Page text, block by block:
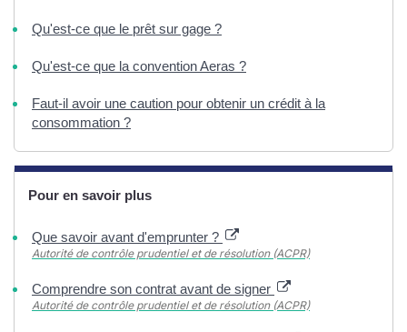
Qu'est-ce que le prêt sur gage ?
Qu'est-ce que la convention Aeras ?
Faut-il avoir une caution pour obtenir un crédit à la
consommation ?
Pour en savoir plus
Que savoir avant d'emprunter ?
Autorité de contrôle prudentiel et de résolution (ACPR)
Comprendre son contrat avant de signer
Autorité de contrôle prudentiel et de résolution (ACPR)